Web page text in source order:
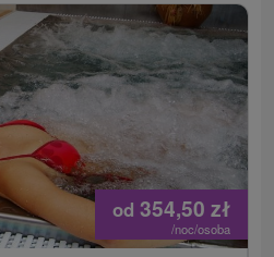
od 354,50 zł
/noc/osoba